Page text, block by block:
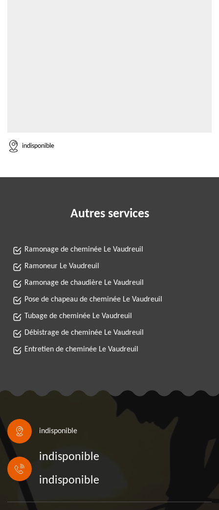
indisponible
Autres services
Ramonage de cheminée Le Vaudreuil
Ramoneur Le Vaudreuil
Ramonage de chaudière Le Vaudreuil
Pose de chapeau de cheminée Le Vaudreuil
Tubage de cheminée Le Vaudreuil
Débistrage de cheminée Le Vaudreuil
Entretien de cheminée Le Vaudreuil
indisponible
indisponible
indisponible